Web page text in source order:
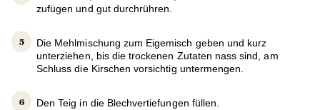
zufügen und gut durchrühren.
Die Mehlmischung zum Eigemisch geben und kurz
unterziehen, bis die trockenen Zutaten nass sind, am
Schluss die Kirschen vorsichtig untermengen.
Den Teig in die Blechvertiefungen füllen.